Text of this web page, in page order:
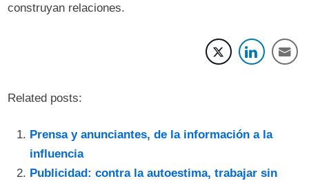
construyan relaciones.
Related posts:
Prensa y anunciantes, de la información a la
influencia
Publicidad: contra la autoestima, trabajar sin